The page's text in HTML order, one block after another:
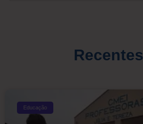
Recentes
Educação